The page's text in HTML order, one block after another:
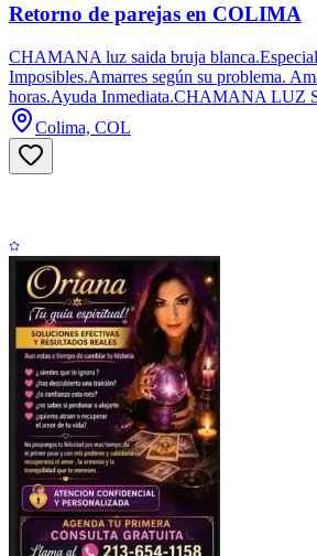
Retorno de parejas en COLIMA
CHAMANA luz saida bruja
Imposibles.Amarres según su problema.
horas.Ayuda Inmediata.CHAMANA LUZ
Colima, COL